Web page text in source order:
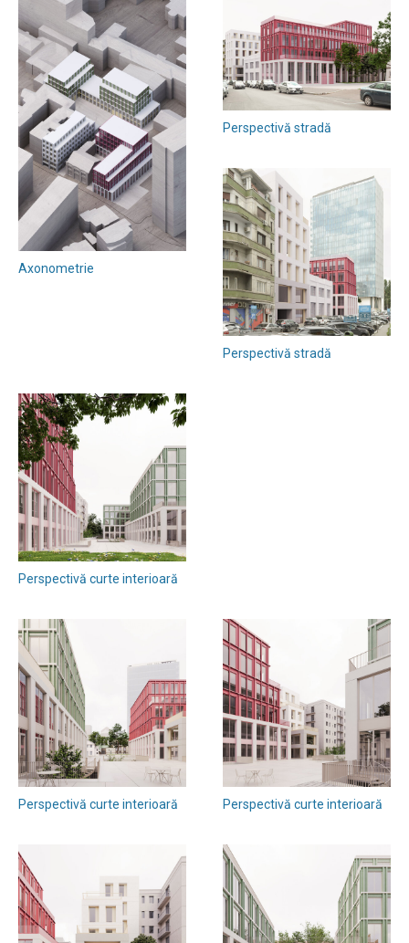
Axonometrie
Perspectivă stradă
Perspectivă stradă
Perspectivă curte interioară
Perspectivă curte interioară Perspectivă curte interioară